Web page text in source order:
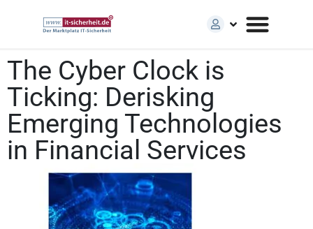
The Cyber Clock is
Ticking: Derisking
Emerging Technologies
in Financial Services